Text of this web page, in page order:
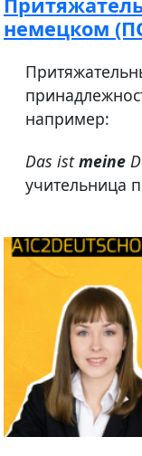
немецком
например:
Das istmeine
учительница